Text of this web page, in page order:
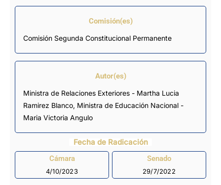
Comisión(es)
Comisión Segunda Constitucional Permanente
Autor(es)
Ministra de Relaciones Exteriores - Martha Lucia
Ramirez Blanco, Ministra de Educación Nacional -
Maria Victoria Angulo
Fecha de Radicación
Cámara
4/10/2023
Senado
29/7/2022